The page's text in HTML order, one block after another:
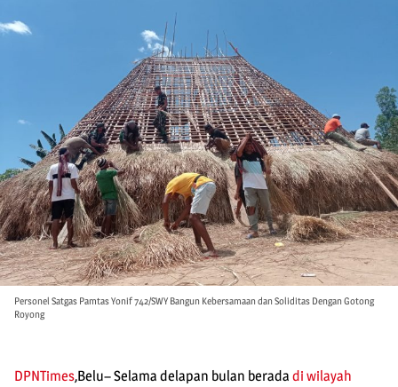
Personel Satgas Pamtas Yonif 742/SWY Bangun Kebersamaan dan Soliditas Dengan Gotong
Royong
DPNTimes,Belu– Selama delapan bulan berada di wilayah